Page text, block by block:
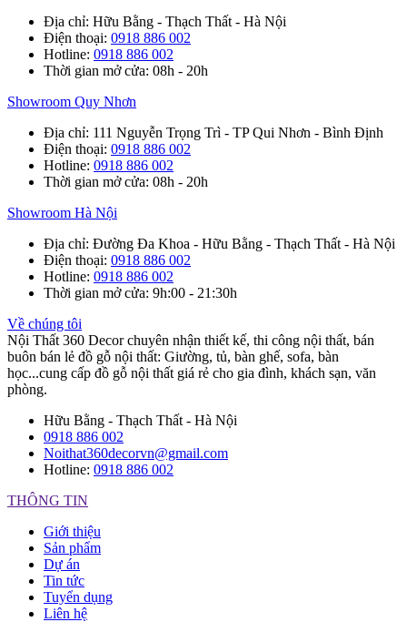
Địa chỉ: Hữu Bằng - Thạch Thất - Hà Nội
Điện thoại: 0918 886 002
Hotline: 0918 886 002
Thời gian mở cửa: 08h - 20h
Showroom Quy Nhơn
Địa chỉ: 111 Nguyễn Trọng Trì - TP Qui Nhơn - Bình Định
Điện thoại: 0918 886 002
Hotline: 0918 886 002
Thời gian mở cửa: 08h - 20h
Showroom Hà Nội
Địa chỉ: Đường Đa Khoa - Hữu Bằng - Thạch Thất - Hà Nội
Điện thoại: 0918 886 002
Hotline: 0918 886 002
Thời gian mở cửa: 9h:00 - 21:30h
Về chúng tôi
Nội Thất 360 Decor chuyên nhận thiết kế, thi công nội thất, bán
buôn bán lẻ đồ gỗ nội thất: Giường, tủ, bàn ghế, sofa, bàn
học...cung cấp đồ gỗ nội thất giá rẻ cho gia đình, khách sạn, văn
phòng.
Hữu Bằng - Thạch Thất - Hà Nội
0918 886 002
Noithat360decorvn@gmail.com
Hotline: 0918 886 002
THÔNG TIN
Giới thiệu
Sản phẩm
Dự án
Tin tức
Tuyển dụng
Liên hệ